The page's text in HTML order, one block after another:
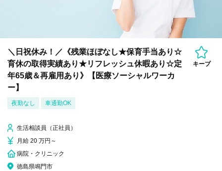
＼日祝休み！／《残業ほぼなし★保育手当あり☆
育休の取得実績あり★リフレッシュ休暇あり☆定
年65歳＆再雇用あり》【医療ソーシャルワーカ
ー】
キープ
夜勤なし 車通勤OK
生活相談員（正社員）
月給 20 万円～
病院・クリニック
徳島県鳴門市